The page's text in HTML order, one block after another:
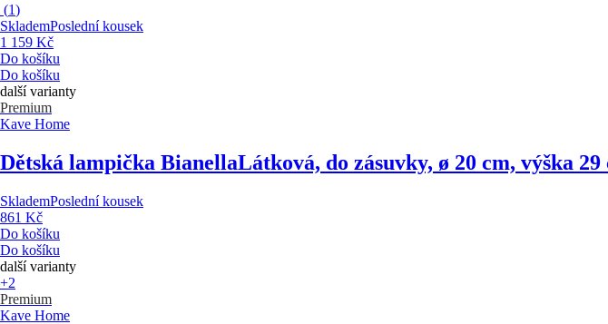
(1)
SklademPoslední kousek
1 159 Kč
Do košíku
Do košíku
další varianty
Premium
Kave Home
Dětská lampička BianellaLátková, do zásuvky, ø 20 cm, výška 29
SklademPoslední kousek
861 Kč
Do košíku
Do košíku
další varianty
+2
Premium
Kave Home